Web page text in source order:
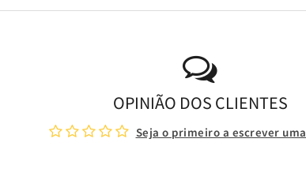
OPINIÃO DOS CLIENTES
Seja o primeiro a escrever